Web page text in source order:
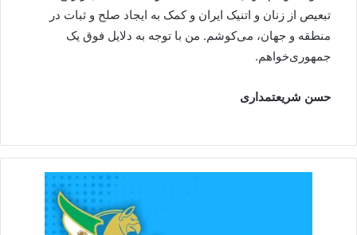
تبعیص از زنان و اتنیک ایران و کمک به ایجاد صلح و ثبات در
منطقه و جهان، می‌کوشم. من با توجه به دلایل فوق یک
جمهوری‌خواهم.
حسن شریعتمداری